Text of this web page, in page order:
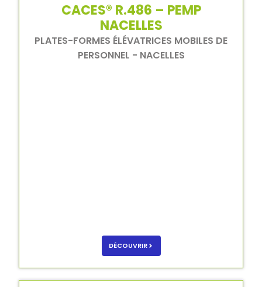
CACES® R.486 – PEMP
NACELLES
PLATES-FORMES ÉLÉVATRICES MOBILES DE
PERSONNEL - NACELLES
DÉCOUVRIR